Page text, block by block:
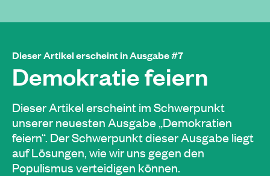
Dieser Artikel erscheint in Ausgabe #7
Demokratie feiern
Dieser Artikel erscheint im Schwerpunkt
unserer neuesten Ausgabe „Demokratien
feiern“. Der Schwerpunkt dieser Ausgabe liegt
auf Lösungen, wie wir uns gegen den
Populismus verteidigen können.